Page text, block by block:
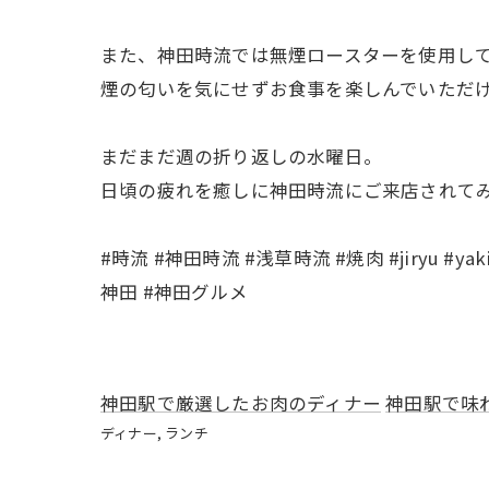
また、神田時流では無煙ロースターを使用して
煙の匂いを気にせずお食事を楽しんでいただ
まだまだ週の折り返しの水曜日。
日頃の疲れを癒しに神田時流にご来店されて
#時流 #神田時流 #浅草時流 #焼肉 #jiryu
神田 #神田グルメ
神田駅で厳選したお肉のディナー 神田駅で味
ディナー ランチ